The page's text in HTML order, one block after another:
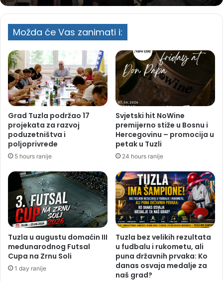
Možda će Vas zanimati i:
Grad Tuzla podržao 17
projekata za razvoj
poduzetništva i
poljoprivrede
5 hours ranije
Svjetski hit NoWine
premijerno stiže u Bosnu i
Hercegovinu – promocija u
petak u Tuzli
24 hours ranije
Tuzla u augustu domaćin III
međunarodnog Futsal
Cupa na Zrnu Soli
1 day ranije
Tuzla bez velikih rezultata
u fudbalu i rukometu, ali
puna državnih prvaka: Ko
danas osvaja medalje za
naš grad?